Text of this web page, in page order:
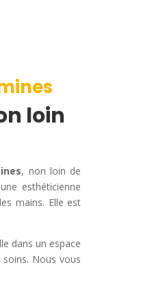
loin
, non loin de
esthéticienne
mains. Elle est
dans un espace
Nous vous